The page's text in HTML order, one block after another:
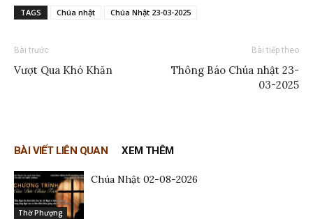
TAGS Chúa nhật Chúa Nhật 23-03-2025
Bài trước
Vượt Qua Khó Khăn
Bài tiếp theo
Thông Báo Chúa nhật 23-
03-2025
BÀI VIẾT LIÊN QUAN XEM THÊM
Thờ Phượng
Chúa Nhật 02-08-2026